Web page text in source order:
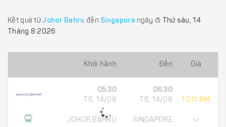
Kết quả từJohor Bahru đến Singaporengày đi
Thứ sáu, 14
Tháng 8 2026
Khởi hành Đến Giá
05:30
T6, 14/08
JOHOR BAHRU
06:30
T6, 14/08
SINGAPORE
10.11 RM